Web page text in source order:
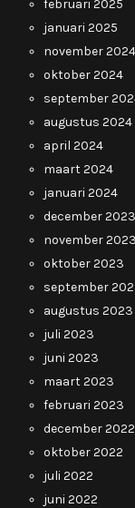
februari 2025
januari 2025
november 2024
oktober 2024
september
augustus 2024
april 2024
maart 2024
januari 2024
december 2023
november 2023
oktober 2023
september
augustus 2023
juli 2023
juni 2023
maart 2023
februari 2023
december 2022
oktober 2022
juli 2022
juni 2022